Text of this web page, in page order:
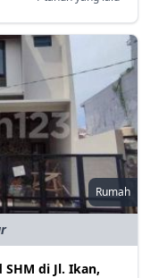
Rumah
di Jl. Ikan,